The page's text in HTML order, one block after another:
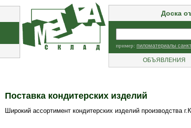
Доска
пример: пиломатериалы
ОБЪЯВЛЕНИЯ
Поставка кондитерских изделий
Широкий ассортимент кондитерских изделий производства